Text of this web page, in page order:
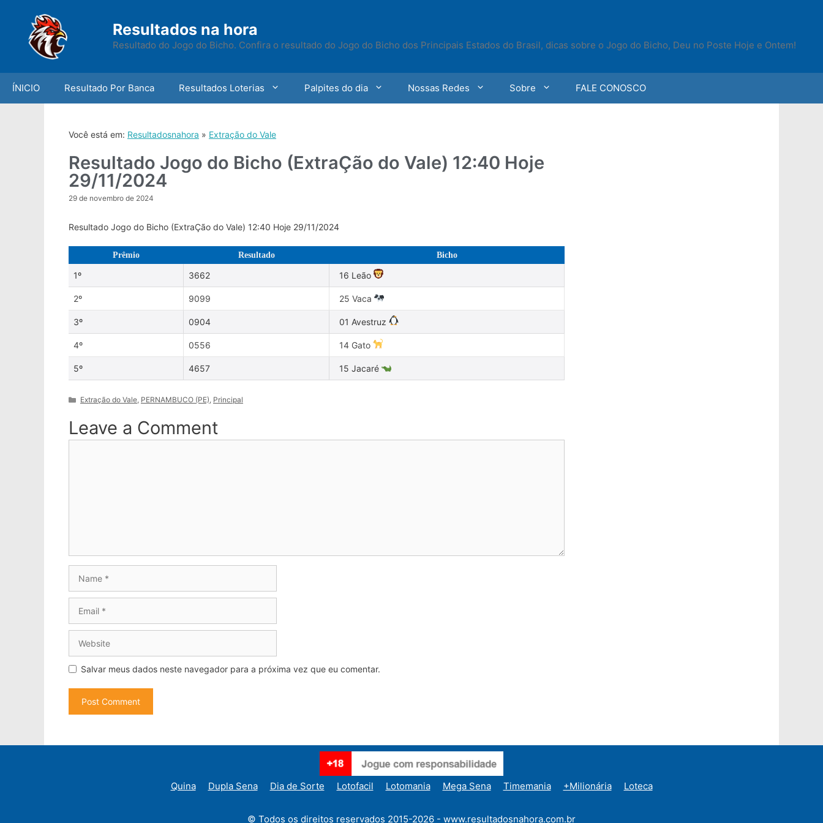
Resultados na hora
Resultado do Jogo do Bicho. Confira o resultado do Jogo do Bicho dos Principais Estados do Brasil, dicas sobre o Jogo do Bicho, Deu no Poste Hoje e Ontem!
ÍNICIO Resultado Por Banca Resultados Loterias Palpites do dia Nossas Redes Sobre FALE CONOSCO
Você está em: Resultadosnahora » Extração do Vale
Resultado Jogo do Bicho (ExtraÇão do Vale) 12:40 Hoje
29/11/2024
29 de novembro de 2024
Resultado Jogo do Bicho (ExtraÇão do Vale) 12:40 Hoje 29/11/2024
Prêmio Resultado Bicho
1º 3662 16 Leão
2º 9099 25 Vaca
3º 0904 01 Avestruz
4º 0556 14 Gato
5º 4657 15 Jacaré
Categories
Extração do Vale, PERNAMBUCO (PE), Principal
Leave a Comment
Salvar meus dados neste navegador para a próxima vez que eu comentar.
Quina Dupla Sena Dia de Sorte Lotofacil Lotomania Mega Sena Timemania +Milionária Loteca
© Todos os direitos reservados 2015-2026 - www.resultadosnahora.com.br